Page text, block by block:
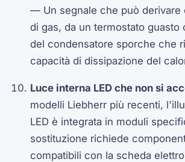
— Un segnale che può derivare
di gas, da un termostato guasto
del condensatore sporche che
capacità di dissipazione del
Luce interna LED che non si
modelli Liebherr più recenti,
LED è integrata in moduli
sostituzione richiede
compatibili con la scheda